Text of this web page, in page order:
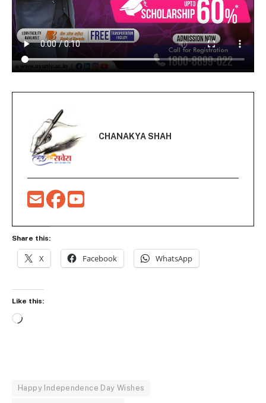
CHANAKYA SHAH
Share this:
X Facebook WhatsApp
Like this:
Loading…
Happy Independence Day Wishes